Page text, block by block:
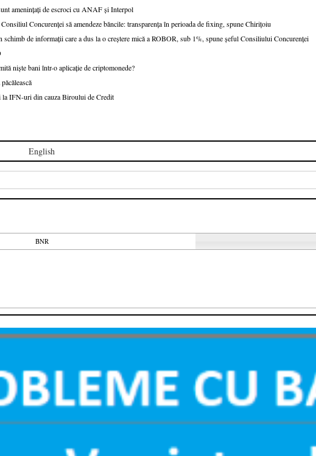
amenințați de escroci cu ANAF și Interpol
Concurenței să amendeze băncile: transparența în perioada de fixing, spune Chirițoiu
de informații care a dus la o creștere mică a ROBOR, sub 1%, spune șeful Consiliului Concurenței
niște bani într-o aplicație de criptomonede?
la IFN-uri din cauza Biroului de Credit
English
BNR